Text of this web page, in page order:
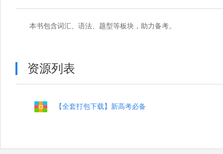
本书包含词汇、语法、题型等板块，助力备考。
资源列表
【全套打包下载】新高考必备